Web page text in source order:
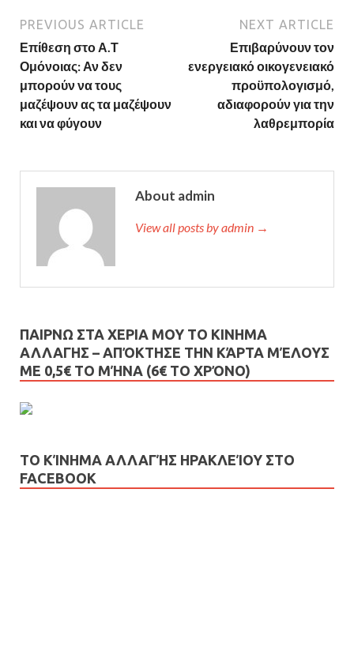
PREVIOUS ARTICLE
Επίθεση στο Α.Τ
Ομόνοιας: Αν δεν
μπορούν να τους
μαζέψουν ας τα μαζέψουν
και να φύγουν
NEXT ARTICLE
Επιβαρύνουν τον
ενεργειακό οικογενειακό
προϋπολογισμό,
αδιαφορούν για την
λαθρεμπορία
About admin
View all posts by admin →
ΠΑΙΡΝΩ ΣΤΑ ΧΕΡΙΑ ΜΟΥ ΤΟ ΚΙΝΗΜΑ
ΑΛΛΑΓΗΣ – AΠΌΚΤΗΣΕ ΤΗΝ ΚΆΡΤΑ ΜΈΛΟΥΣ
ΜΕ 0,5€ ΤΟ ΜΉΝΑ (6€ ΤΟ ΧΡΌΝΟ)
ΤΟ ΚΊΝΗΜΑ ΑΛΛΑΓΉΣ ΗΡΑΚΛΕΊΟΥ ΣΤΟ
FACEBOOK